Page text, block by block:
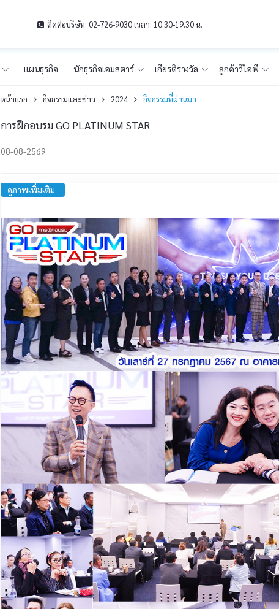
ติดต่อบริษัท: 02-726-9030 เวลา: 10.30-19.30 น.
แผนธุรกิจ นักธุรกิจเอมสตาร์ เกียรติรางวัล ลูกค้าวีไอพี
หน้าเเรก กิจกรรมและข่าว 2024 กิจกรรมที่ผ่านมา
การฝึกอบรม GO PLATINUM STAR
08-08-2569
ดูภาพเพิ่มเติม